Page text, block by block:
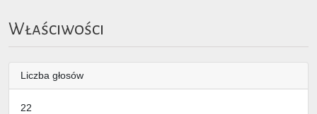
Właściwości
Liczba głosów
22